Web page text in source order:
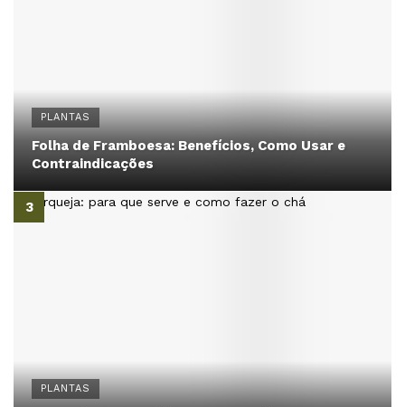
PLANTAS
Folha de Framboesa: Benefícios, Como Usar e
Contraindicações
PLANTAS